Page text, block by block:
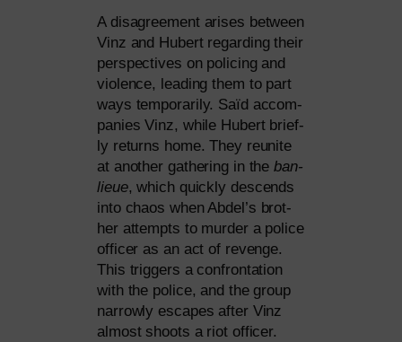
A dis­agree­ment ari­ses bet­ween
Vinz and Hubert regar­ding their
per­spec­ti­ves on poli­cing and
vio­lence, lea­ding them to part
ways tem­po­r­a­ri­ly. Saïd accom­
pa­nies Vinz, while Hubert brief­
ly returns home. They reu­ni­te
at ano­ther gathe­ring in theban­
lieue, which quick­ly des­cends
into cha­os when Abdel’s brot­
her attempts to mur­der a poli­ce
offi­cer as an act of reven­ge.
This trig­gers a con­fron­ta­ti­on
with the poli­ce, and the group
nar­row­ly escapes after Vinz
almost shoots a riot offi­cer.